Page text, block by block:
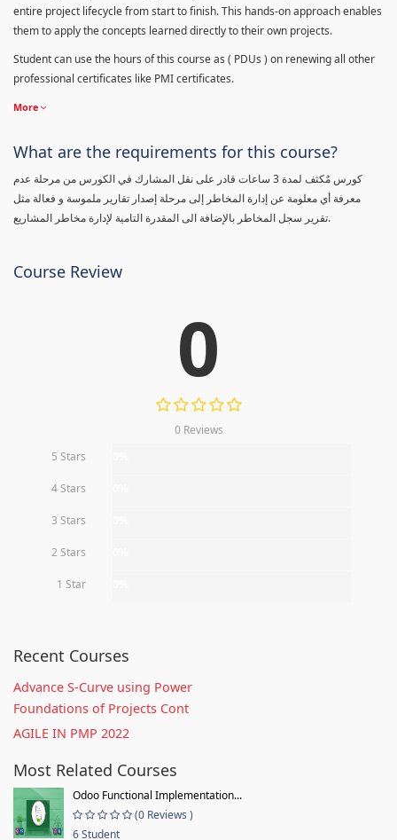
entire project lifecycle from start to finish. This hands-on approach enables
them to apply the concepts learned directly to their own projects.
Student can use the hours of this course as ( PDUs ) on renewing all other
professional certificates like PMI certificates.
More
What are the requirements for this course?
كورس مٌكثف لمدة 3 ساعات قادر على نقل المشارك في الكورس من مرحلة عدم
معرفة أي معلومة عن إدارة المخاطر إلى مرحلة إصدار تقارير ملموسة و فعالة مثل
تقرير سجل المخاطر بالإضافة الى المقدرة التامية لإدارة مخاطر المشاريع.
Course Review
0
0 Reviews
5 Stars
4 Stars
3 Stars
2 Stars
1 Star
Recent Courses
Advance S-Curve using Power
Foundations of Projects Cont
AGILE IN PMP 2022
Most Related Courses
Odoo Functional Implementation...
(0 Reviews )
6 Student